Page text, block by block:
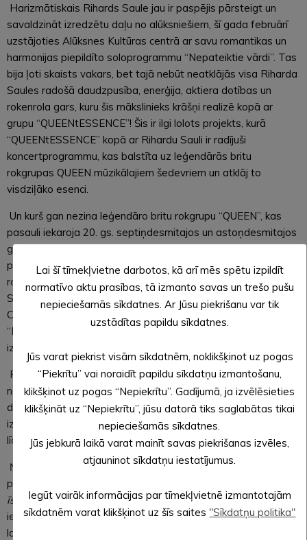
Harizmātiskais Rihards Saule jau ir paspējis pārsteigt un
savaldzināt izredzētu daļu no alūksniešiem, šī gada februārī
uzstājoties Alūksnes Kultūras centrā ar savu romantikas un
harmonijas piepildīto soloprogrammu “Nepateiktie vārdi”. Tas
bija ļoti skaists vakars, bet tajā nebūt neatklājās visa Riharda
Saules radošā daudzpusība, enerģija, aktiera dotības un
rokenrola gars, kuru šis mākslinieks krāšņi realizē kopā ar
grupu “QUEENtESSENCE”! Šis ir ilgi lolots projekts, kurā
“QUEENtESSENCE” kopā ar Rihardu Sauli ir radījuši
koncertprogrammu, kas balstīta uz leģendārās britu
rokgrupas QUEEN mūzikālajiem šedevriem un atklāj to
visdziļāko esenci.
Un kurš gan nezina leģendāro britu rokgrupu “QUEEN”, kas
pasauli iekaroja 20. gs. septiņdesmitajos un astoņdesmitajos
gados, kļūstot par vienu no veiksmīgākajām grupām
populārās mūzikas vesturē, atstājot paliekošu ietekmi
rokmūzikas attīstībā un pievienojot tādas vērtības, kā “Don’t
Stop Me Now,” “Somebody to Love,” “Crazy Little Thing
Called Love,” “Under Pressure,” “I want to Break Free” un
“Bohemian Rhapsody”. Visas šīs dziesmas un ne tikai
izskanēs arī 8. oktobra koncertā Alūksnē.
Rihards Saule: “Mūsu mērķis ir sniegt klausītājiem vēl
neatklātas emocijas, izjust un līdzpārdzīvot “QUEEN” mūziku
dzīvajā izpildījumā. Mans mērķis nav atdarināt vai kopēt. Es
izdzīvoju katru dziesmu un šo patieso sajūtu burvību
līdzpārdzīvoju ar saviem klausītājiem.”
Ņemot vērā, ka joprojām neviens šajā gadsimtā nav oficiāli
prezentējis darboties spējīgu laika mašīnu, iespēja baudīt
īstās “QUEEN” grupas dzīvo uzstāšanostehniskinav
iespējama nevienam, līdz ar to šis koncerts 8. oktobrī ir
labāka izdevība Alūksnes novada iedzīvotājiem un viesiem
Lai šī tīmekļvietne darbotos, kā arī mēs spētu izpildīt
normatīvo aktu prasības, tā izmanto savas un trešo pušu
nepieciešamās sīkdatnes. Ar Jūsu piekrišanu var tik
uzstādītas papildu sīkdatnes.
Jūs varat piekrist visām sīkdatnēm, noklikšķinot uz pogas
“Piekrītu” vai noraidīt papildu sīkdatņu izmantošanu,
klikšķinot uz pogas “Nepiekrītu”. Gadījumā, ja izvēlēsieties
klikšķināt uz “Nepiekrītu”, jūsu datorā tiks saglabātas tikai
nepieciešamās sīkdatnes.
Jūs jebkurā laikā varat mainīt savas piekrišanas izvēles,
atjauninot sīkdatņu iestatījumus.
Iegūt vairāk informācijas par tīmekļvietnē izmantotajām
sīkdatnēm varat klikšķinot uz šīs saites "Sīkdatņu politika"